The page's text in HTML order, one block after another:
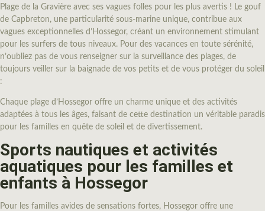
Plage de la Gravière avec ses vagues folles pour les plus avertis ! Le gouf
de Capbreton, une particularité sous-marine unique, contribue aux
vagues exceptionnelles d’Hossegor, créant un environnement stimulant
pour les surfers de tous niveaux. Pour des vacances en toute sérénité,
n’oubliez pas de vous renseigner sur la surveillance des plages, de
toujours veiller sur la baignade de vos petits et de vous protéger du soleil
:
Chaque plage d’Hossegor offre un charme unique et des activités
adaptées à tous les âges, faisant de cette destination un véritable paradis
pour les familles en quête de soleil et de divertissement.
Sports nautiques et activités
aquatiques pour les familles et
enfants à Hossegor
Pour les familles avides de sensations fortes, Hossegor offre une